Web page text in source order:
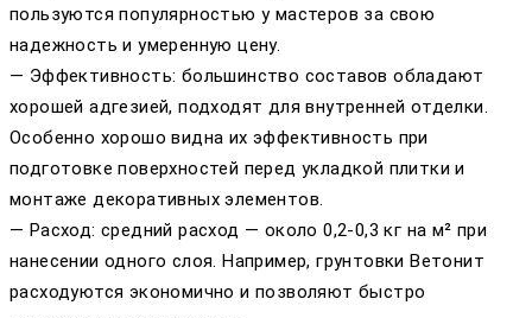
пользуются популярностью у мастеров за свою
надежность и умеренную цену.
— Эффективность: большинство составов обладают
хорошей адгезией, подходят для внутренней отделки.
Особенно хорошо видна их эффективность при
подготовке поверхностей перед укладкой плитки и
монтаже декоративных элементов.
— Расход: средний расход — около 0,2-0,3 кг на м² при
нанесении одного слоя. Например, грунтовки Ветонит
расходуются экономично и позволяют быстро